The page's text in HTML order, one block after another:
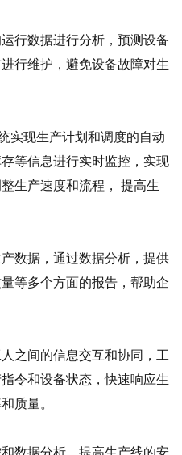
行数据进行分析，预测设备
行维护，避免设备故障对生
实现生产计划和调度的自动
等信息进行实时监控，实现
生产速度和流程， 提高生
数据，通过数据分析，提供
等多个方面的报告，帮助企
之间的信息交互和协同，工
令和设备状态，快速响应生
质量。